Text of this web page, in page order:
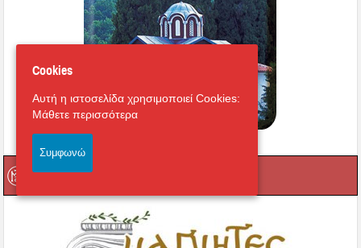
Cookies
Αυτή η ιστοσελίδα χρησιμοποιεί Cookies:
Μάθετε περισσότερα
Συμφωνώ